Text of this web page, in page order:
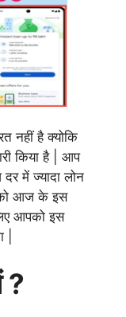
नहीं है क्योकि
किया है | आप
में ज्यादा लोन
को आज के इस
आपको इस
?